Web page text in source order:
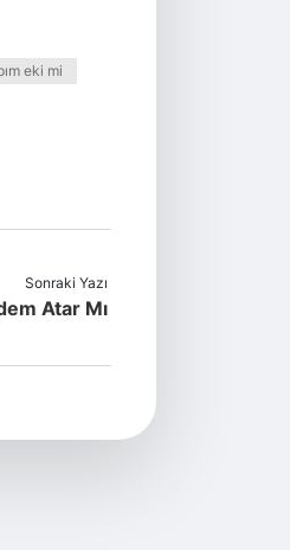
eki mi
Sonraki Yazı
Atar Mı